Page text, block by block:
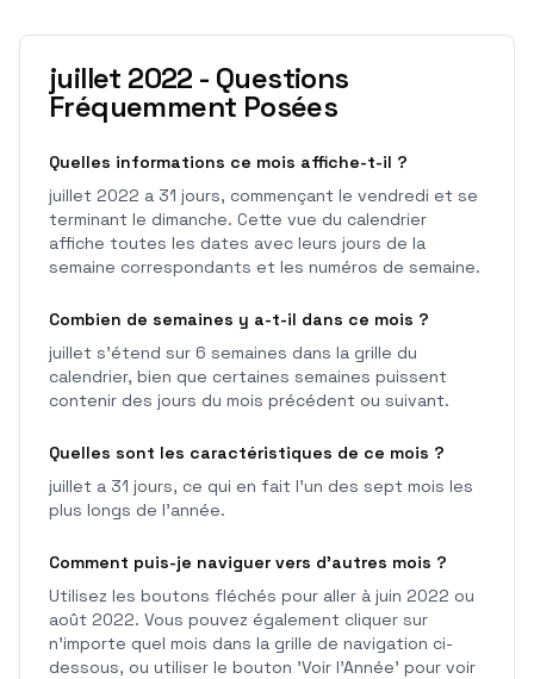
juillet 2022 - Questions
Fréquemment Posées
Quelles informations ce mois affiche-t-il ?
juillet 2022 a 31 jours, commençant le vendredi et se
terminant le dimanche. Cette vue du calendrier
affiche toutes les dates avec leurs jours de la
semaine correspondants et les numéros de semaine.
Combien de semaines y a-t-il dans ce mois ?
juillet s'étend sur 6 semaines dans la grille du
calendrier, bien que certaines semaines puissent
contenir des jours du mois précédent ou suivant.
Quelles sont les caractéristiques de ce mois ?
juillet a 31 jours, ce qui en fait l'un des sept mois les
plus longs de l'année.
Comment puis-je naviguer vers d'autres mois ?
Utilisez les boutons fléchés pour aller à juin 2022 ou
août 2022. Vous pouvez également cliquer sur
n'importe quel mois dans la grille de navigation ci-
dessous, ou utiliser le bouton 'Voir l'Année' pour voir